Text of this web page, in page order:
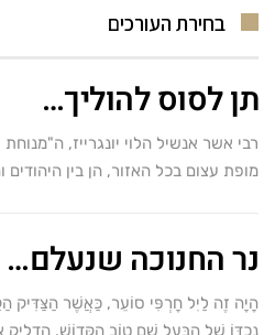
בחירת העורכים
תן לסוס להוליך…
רבי אשר אנשיל הלוי יונגרייז,
מופת עצום בכל האזור, הן בין היהודים
נר החנוכה שנעלם…
הָיָה זֶה לַיִל חָרְפִּי סוֹעֵר, כַּאֲשֶׁר הַצַּדִּיק
נֶכְדּוֹ שֶׁל הַבַּעַל שֵׁם טוֹב הַקָּדוֹשׁ, הִדְלִיק